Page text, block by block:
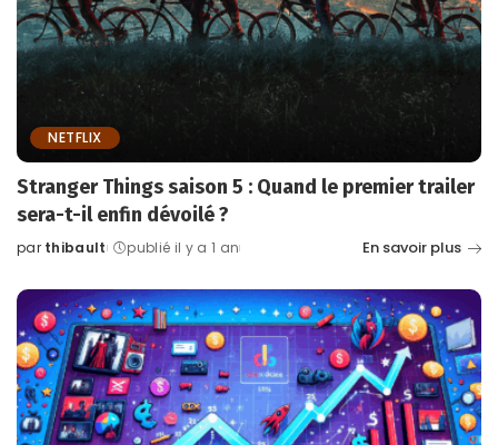
NETFLIX
Stranger Things saison 5 : Quand le premier trailer
sera-t-il enfin dévoilé ?
Posted
par thibault publié il y a 1 an En savoir plus